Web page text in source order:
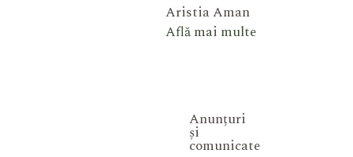
Aristia Aman
Află mai multe
Anunțuri
și
comunicate